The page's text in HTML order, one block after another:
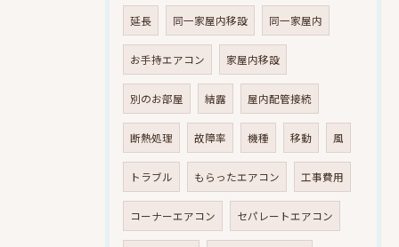
延長 同一家屋内移設 同一家屋内
お手持エアコン 家屋内移設
別のお部屋 結露 屋内配管接続
断熱処理 故障率 機種 移動 風
トラブル もらったエアコン 工事費用
コーナーエアコン セパレートエアコン